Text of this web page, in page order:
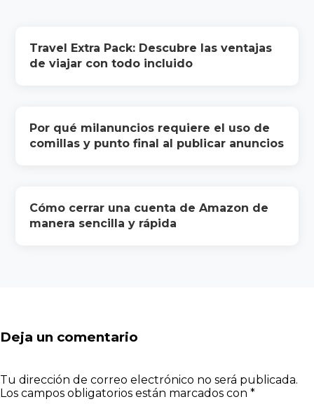
Travel Extra Pack: Descubre las ventajas
de viajar con todo incluido
Por qué milanuncios requiere el uso de
comillas y punto final al publicar anuncios
Cómo cerrar una cuenta de Amazon de
manera sencilla y rápida
Deja un comentario
Tu dirección de correo electrónico no será publicada.
Los campos obligatorios están marcados con *